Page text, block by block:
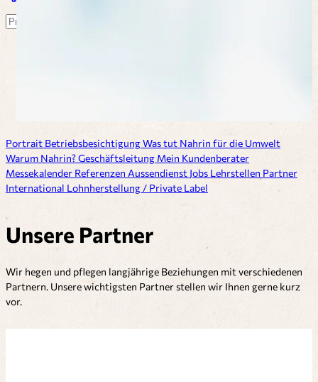
Portrait BetriebsbesichtigungWas tut Nahrin für die Umwelt
Warum Nahrin?Geschäftsleitung Mein Kundenberater
Messekalender Referenzen Aussendienst Jobs Lehrstellen Partner
International Lohnherstellung / Private Label
Unsere Partner
Wir hegen und pflegen langjährige Beziehungen mit verschiedenen
Partnern. Unsere wichtigsten Partner stellen wir Ihnen gerne kurz
vor.